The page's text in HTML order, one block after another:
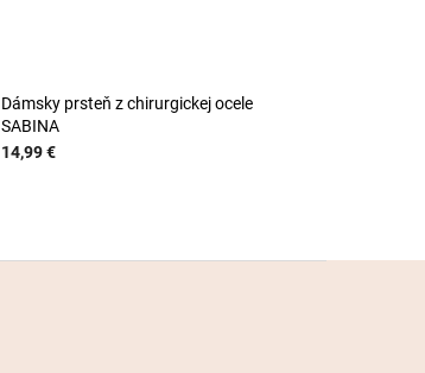
Dámsky prsteň z chirurgickej ocele
SABINA
14,99 €